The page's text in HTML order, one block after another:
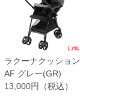
ラクーナクッション
AF グレー(GR)
13,000円（税込）